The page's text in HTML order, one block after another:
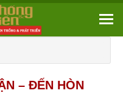
– ĐẾN HÒN